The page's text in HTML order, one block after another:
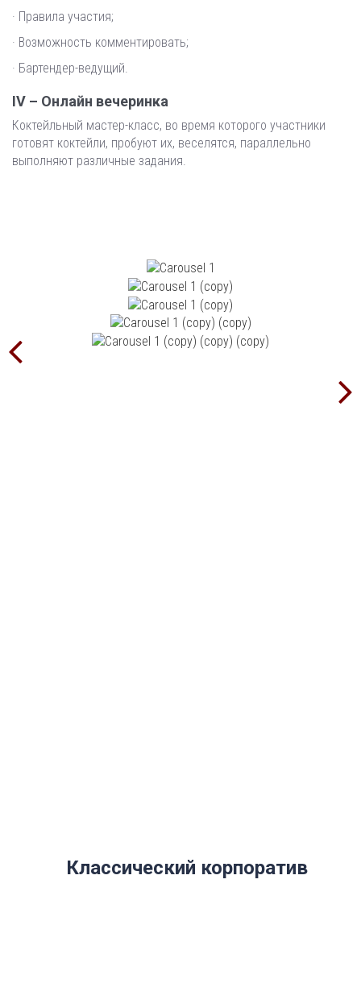
· Правила участия;
· Возможность комментировать;
· Бартендер-ведущий.
IV – Онлайн вечеринка
Коктейльный мастер-класс, во время которого участники
готовят коктейли, пробуют их, веселятся, параллельно
выполняют различные задания.
Классический корпоратив